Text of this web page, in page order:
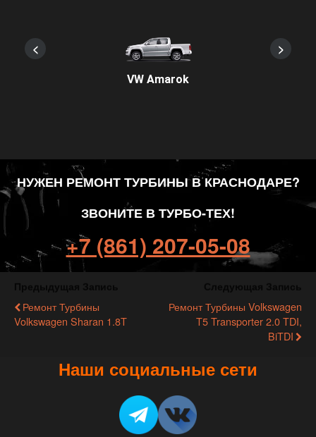
VW Amarok
< >
НУЖЕН РЕМОНТ ТУРБИНЫ В КРАСНОДАРЕ?
ЗВОНИТЕ В ТУРБО-ТЕХ!
+7 (861) 207-05-08
Ремонт Турбины
Volkswagen Sharan 1.8T
Ремонт Турбины Volkswagen
T5 Transporter 2.0 TDI,
BiTDI
Наши социальные сети